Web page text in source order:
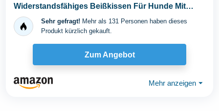
Widerstandsfähiges Beißkissen Für Hunde Mit
Griffen...Sehr gefragt! Mehr als 131 Personen haben dieses
Produkt kürzlich gekauft.
Zum Angebot
Mehr anzeigen ⏷